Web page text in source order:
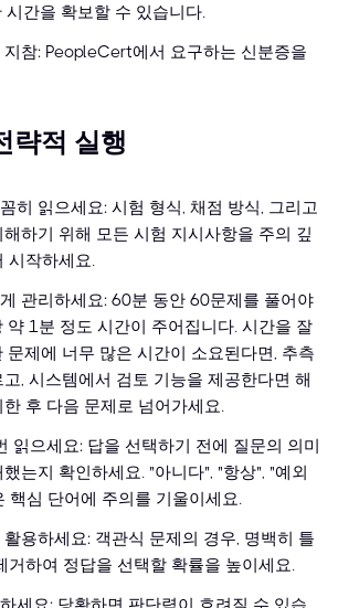
시간을 확보할 수 있습니다.
지참: PeopleCert에서 요구하는 신분증을
략적 실행
히 읽으세요: 시험 형식, 채점 방식, 그리고
하기 위해 모든 시험 지시사항을 주의 깊
시작하세요.
관리하세요: 60분 동안 60문제를 풀어야
약 1분 정도 시간이 주어집니다. 시간을 잘
문제에 너무 많은 시간이 소요된다면, 추측
, 시스템에서 검토 기능을 제공한다면 해
후 다음 문제로 넘어가세요.
읽으세요: 답을 선택하기 전에 질문의 의미
는지 확인하세요. "아니다", "항상", "예외
핵심 단어에 주의를 기울이세요.
용하세요: 객관식 문제의 경우, 명백히 틀
거하여 정답을 선택할 확률을 높이세요.